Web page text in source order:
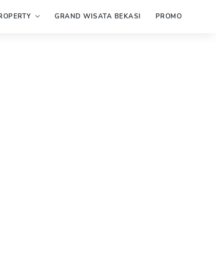
GRAND WISATA BEKASI PROMO